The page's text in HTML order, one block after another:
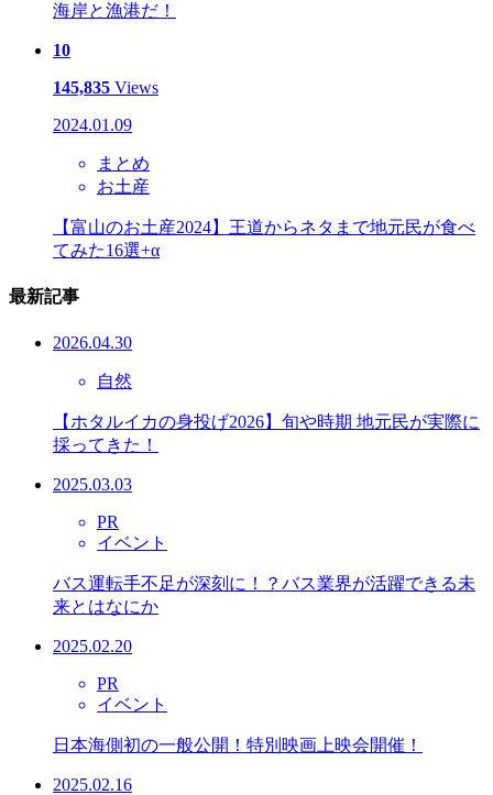
海岸と漁港だ！
10
145,835 Views
2024.01.09
まとめ
お土産
【富山のお土産2024】王道からネタまで地元民が食べ
てみた16選+α
最新記事
2026.04.30
自然
【ホタルイカの身投げ2026】旬や時期 地元民が実際に
採ってきた！
2025.03.03
PR
イベント
バス運転手不足が深刻に！？バス業界が活躍できる未
来とはなにか
2025.02.20
PR
イベント
日本海側初の一般公開！特別映画上映会開催！
2025.02.16